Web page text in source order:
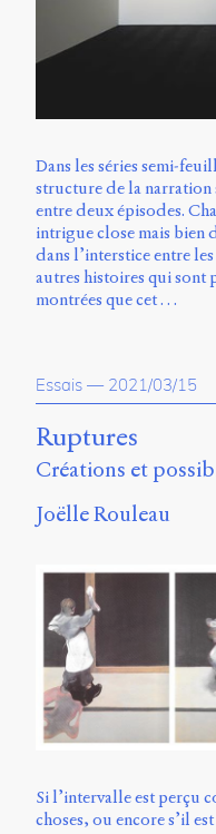
Dans les séries semi-
structure de la narration
entre deux épisodes.
intrigue close mais bien
dans l’interstice entre les
autres histoires qui sont
montrées que cet …
Essais — 2021/03/15
Ruptures
Créations et
Joëlle Rouleau
Si l’intervalle est perçu
choses, ou encore s’il